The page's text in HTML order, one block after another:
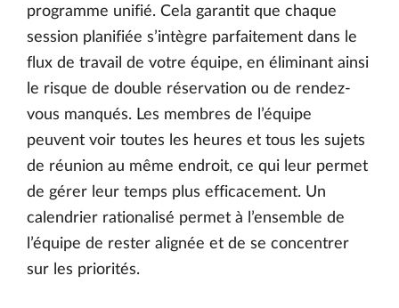
programme unifié. Cela garantit que chaque
session planifiée s’intègre parfaitement dans le
flux de travail de votre équipe, en éliminant ainsi
le risque de double réservation ou de rendez-
vous manqués. Les membres de l’équipe
peuvent voir toutes les heures et tous les sujets
de réunion au même endroit, ce qui leur permet
de gérer leur temps plus efficacement. Un
calendrier rationalisé permet à l’ensemble de
l’équipe de rester alignée et de se concentrer
sur les priorités.